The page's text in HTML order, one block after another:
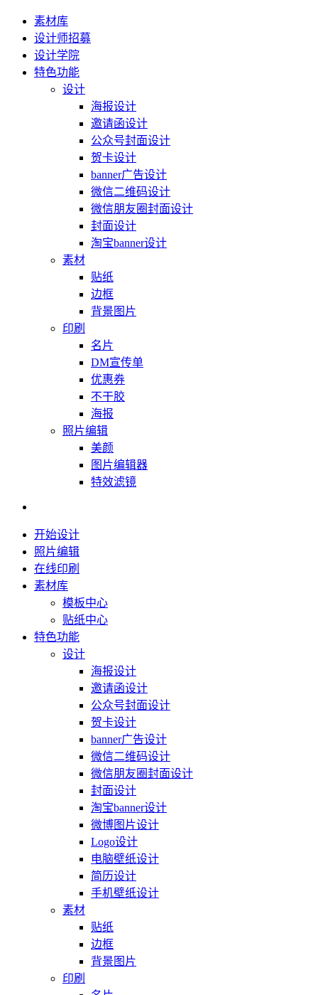
素材库
设计师招募
设计学院
特色功能
设计
海报设计
邀请函设计
公众号封面设计
贺卡设计
banner广告设计
微信二维码设计
微信朋友圈封面设计
封面设计
淘宝banner设计
素材
贴纸
边框
背景图片
印刷
名片
DM宣传单
优惠券
不干胶
海报
照片编辑
美颜
图片编辑器
特效滤镜
开始设计
照片编辑
在线印刷
素材库
模板中心
贴纸中心
特色功能
设计
海报设计
邀请函设计
公众号封面设计
贺卡设计
banner广告设计
微信二维码设计
微信朋友圈封面设计
封面设计
淘宝banner设计
微博图片设计
Logo设计
电脑壁纸设计
简历设计
手机壁纸设计
素材
贴纸
边框
背景图片
印刷